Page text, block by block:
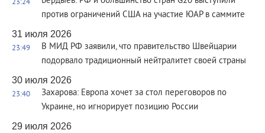
23:24
против ограничений США на участие ЮАР в саммите
31 июля 2026
23:49
В МИД РФ заявили, что правительство Швейцарии
подорвало традиционный нейтралитет своей страны
30 июля 2026
23:40
Захарова: Европа хочет за стол переговоров по
Украине, но игнорирует позицию России
29 июля 2026